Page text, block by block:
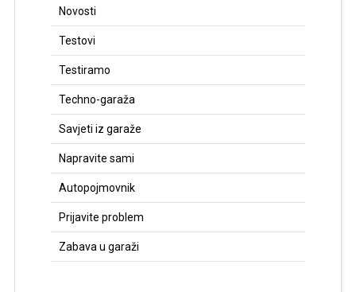
Novosti
Testovi
Testiramo
Techno-garaža
Savjeti iz garaže
Napravite sami
Autopojmovnik
Prijavite problem
Zabava u garaži